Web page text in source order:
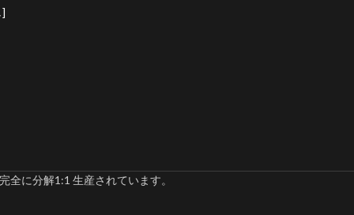
に分解1:1 生産されています。